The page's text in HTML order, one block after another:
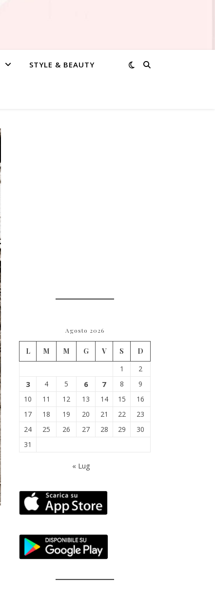
STYLE & BEAUTY
Agosto 2026
L M M G V S
D
1
2
3 4 5 6 7 8
9
10
11 12 13 14 15
16
17
18 19 20 21 22
23
24
25 26 27 28 29
30
31
« Lug